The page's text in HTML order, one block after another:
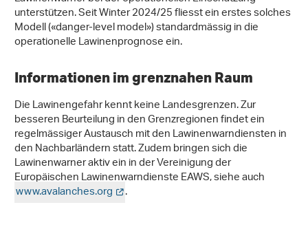
unterstützen. Seit Winter 2024/25 fliesst ein erstes solches
Modell («danger-level model») standardmässig in die
operationelle Lawinenprognose ein.
Informationen im grenznahen Raum
Die Lawinengefahr kennt keine Landesgrenzen. Zur
besseren Beurteilung in den Grenzregionen findet ein
regelmässiger Austausch mit den Lawinenwarndiensten in
den Nachbarländern statt. Zudem bringen sich die
Lawinenwarner aktiv ein in der Vereinigung der
Europäischen Lawinenwarndienste EAWS, siehe auch
www.avalanches.org .